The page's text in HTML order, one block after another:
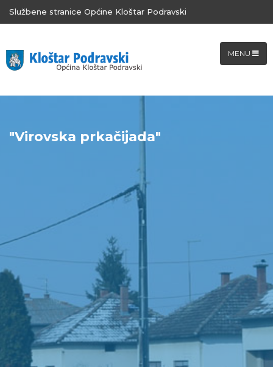
Službene stranice Općine Kloštar Podravski
MENU
"Virovska prkačijada"